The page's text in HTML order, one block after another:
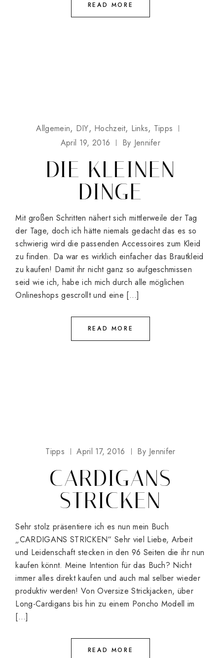
READ MORE
Allgemein DIY Hochzeit Links
Tipps
April 19, 2016
By Jennifer
DIE KLEINEN
DINGE
Mit großen Schritten nähert sich mittlerweile der Tag
der Tage, doch ich hätte niemals gedacht das es so
schwierig wird die passenden Accessoires zum Kleid
zu finden. Da war es wirklich einfacher das Brautkleid
zu kaufen! Damit ihr nicht ganz so aufgeschmissen
seid wie ich, habe ich mich durch alle möglichen
Onlineshops gescrollt und eine […]
READ MORE
Tipps April 17, 2016 By Jennifer
CARDIGANS
STRICKEN
Sehr stolz präsentiere ich es nun mein Buch
„CARDIGANS STRICKEN“ Sehr viel Liebe, Arbeit
und Leidenschaft stecken in den 96 Seiten die ihr nun
kaufen könnt. Meine Intention für das Buch? Nicht
immer alles direkt kaufen und auch mal selber wieder
produktiv werden! Von Oversize Strickjacken, über
Long-Cardigans bis hin zu einem Poncho Modell im
[…]
READ MORE